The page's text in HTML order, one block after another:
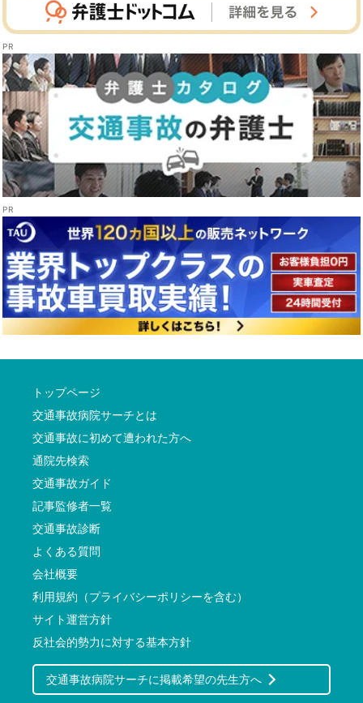
トップページ
交通事故病院サーチとは
交通事故に初めて遭われた方へ
通院先検索
交通事故ガイド
記事監修者一覧
交通事故診断
よくある質問
会社概要
利用規約（プライバシーポリシーを含む）
サイト運営方針
反社会的勢力に対する基本方針
交通事故病院サーチに掲載希望の先生方へ